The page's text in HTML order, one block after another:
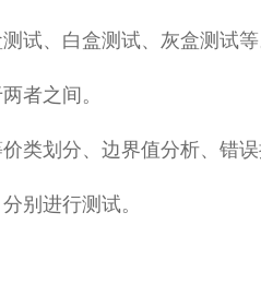
试、白盒测试、灰盒测试
者之间。
类划分、边界值分析、错
别进行测试。